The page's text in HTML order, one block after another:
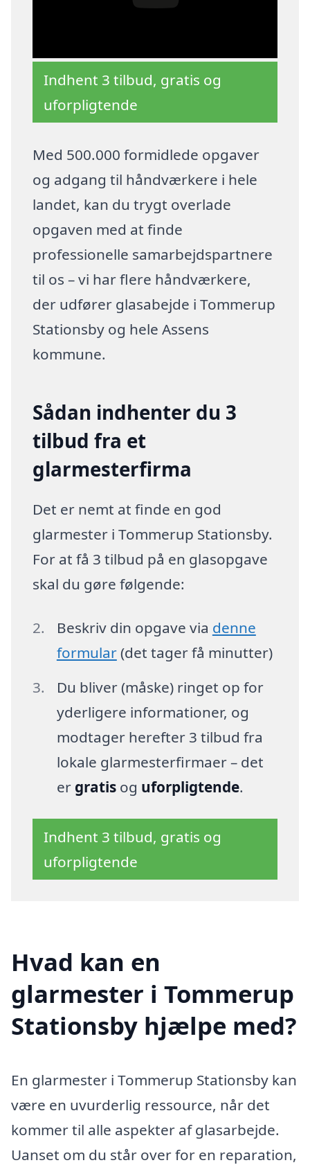
Indhent 3 tilbud, gratis og
uforpligtende
Med 500.000 formidlede opgaver
og adgang til håndværkere i hele
landet, kan du trygt overlade
opgaven med at finde
professionelle samarbejdspartnere
til os – vi har flere håndværkere,
der udfører glasabejde i Tommerup
Stationsby og hele Assens
kommune.
Sådan indhenter du 3
tilbud fra et
glarmesterfirma
Det er nemt at finde en god
glarmester i Tommerup Stationsby.
For at få 3 tilbud på en glasopgave
skal du gøre følgende:
Beskriv din opgave via denne
formular(det tager få minutter)
Du bliver (måske) ringet op for
yderligere informationer, og
modtager herefter 3 tilbud fra
lokale glarmesterfirmaer – det
er gratisog uforpligtende.
Indhent 3 tilbud, gratis og
uforpligtende
Hvad kan en
glarmester i Tommerup
Stationsby hjælpe med?
En glarmester i Tommerup Stationsby kan
være en uvurderlig ressource, når det
kommer til alle aspekter af glasarbejde.
Uanset om du står over for en reparation,